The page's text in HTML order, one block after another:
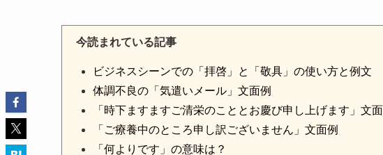
今読まれている記事
ビジネスシーンでの「拝啓」と「敬具」の使い方と例文
体調不良の「気遣いメール」文面例
「時下ますますご清栄のこととお慶び申し上げます」文
「ご療養中のところ申し訳ございません」文面例
「何よりです」の意味は？